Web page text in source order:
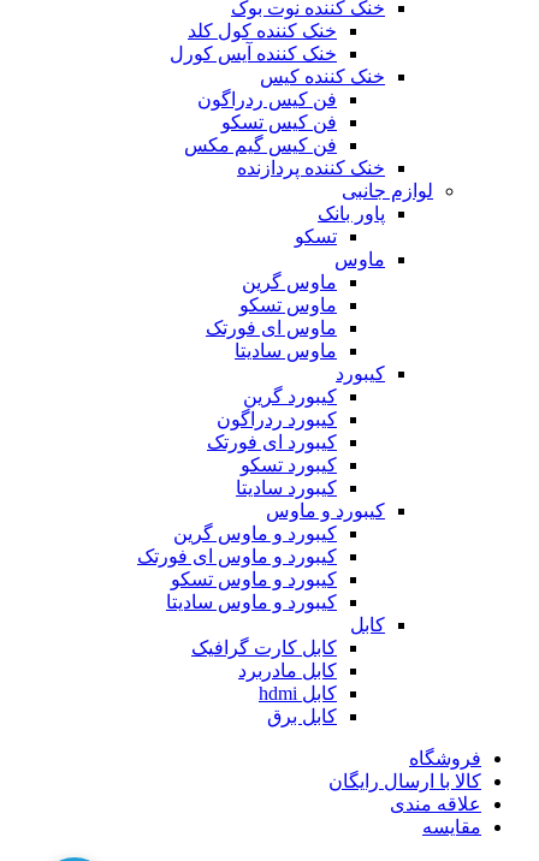
خنک کننده نوت بوک
خنک کننده کول کلد
خنک کننده آیس کورل
خنک کننده کیس
فن کیس ردراگون
فن کیس تسکو
فن کیس گیم مکس
خنک کننده پردازنده
لوازم جانبی
پاور بانک
تسکو
ماوس
ماوس گرین
ماوس تسکو
ماوس ای فورتک
ماوس سادیتا
کیبورد
کیبورد گرین
کیبورد ردراگون
کیبورد ای فورتک
کیبورد تسکو
کیبورد سادیتا
کیبورد و ماوس
کیبورد و ماوس گرین
کیبورد و ماوس ای فورتک
کیبورد و ماوس تسکو
کیبورد و ماوس سادیتا
کابل
کابل کارت گرافیک
کابل مادربرد
کابل hdmi
کابل برق
فروشگاه
کالا با ارسال رایگان
علاقه مندی
مقایسه